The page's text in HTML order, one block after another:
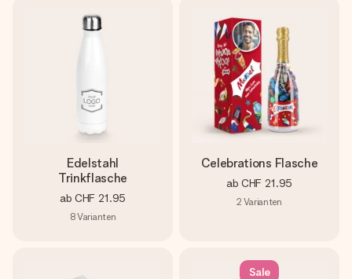
Edelstahl
Trinkflasche
ab CHF 21.95
8Varianten
Celebrations Flasche
ab CHF 21.95
2 Varianten
Sale